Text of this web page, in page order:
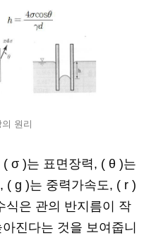
원리
σ )는 표면장력, ( θ )는
( g )는 중력가속도, ( r )
식은 관의 반지름이 작
진다는 것을 보여줍니